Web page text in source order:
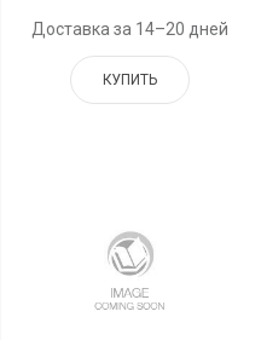
Доставка за 14–20 дней
КУПИТЬ